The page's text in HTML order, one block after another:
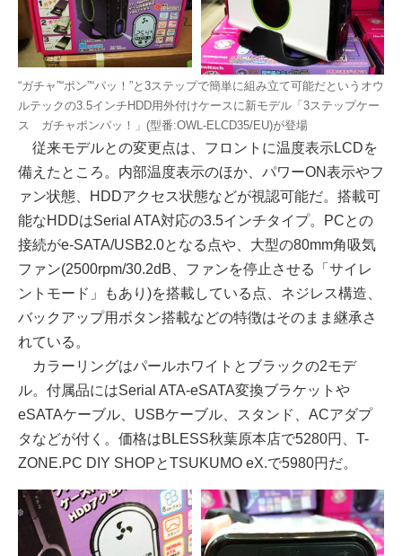
“ガチャ”“ポン”“パッ！”と3ステップで簡単に組み立て可能だというオウ
ルテックの3.5インチHDD用外付けケースに新モデル「3ステップケー
ス ガチャポンパッ！」(型番:OWL-ELCD35/EU)が登場
従来モデルとの変更点は、フロントに温度表示LCDを
備えたところ。内部温度表示のほか、パワーON表示やフ
ァン状態、HDDアクセス状態などが視認可能だ。搭載可
能なHDDはSerial ATA対応の3.5インチタイプ。PCとの
接続がe-SATA/USB2.0となる点や、大型の80mm角吸気
ファン(2500rpm/30.2dB、ファンを停止させる「サイレ
ントモード」もあり)を搭載している点、ネジレス構造、
バックアップ用ボタン搭載などの特徴はそのまま継承さ
れている。
カラーリングはパールホワイトとブラックの2モデ
ル。付属品にはSerial ATA-eSATA変換ブラケットや
eSATAケーブル、USBケーブル、スタンド、ACアダプ
タなどが付く。価格はBLESS秋葉原本店で5280円、T-
ZONE.PC DIY SHOPとTSUKUMO eX.で5980円だ。